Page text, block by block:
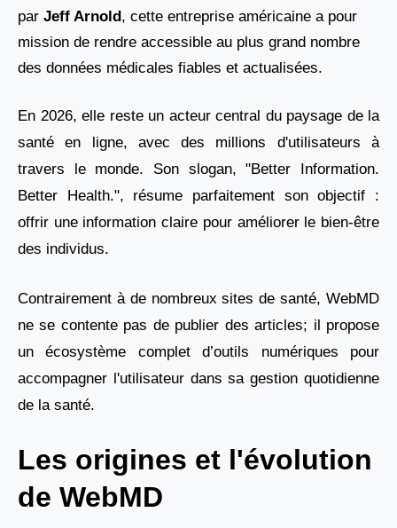
par Jeff Arnold, cette entreprise américaine a pour
mission de rendre accessible au plus grand nombre
des données médicales fiables et actualisées.
En 2026, elle reste un acteur central du paysage de la
santé en ligne, avec des millions d'utilisateurs à
travers le monde. Son slogan, "Better Information.
Better Health.", résume parfaitement son objectif :
offrir une information claire pour améliorer le bien-être
des individus.
Contrairement à de nombreux sites de santé, WebMD
ne se contente pas de publier des articles; il propose
un écosystème complet d’outils numériques pour
accompagner l'utilisateur dans sa gestion quotidienne
de la santé.
Les origines et l'évolution
de WebMD